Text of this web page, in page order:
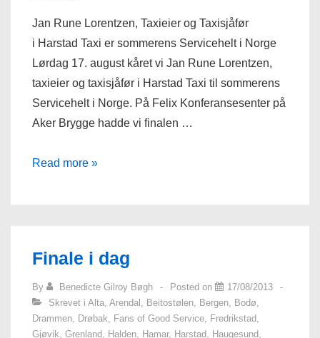
Jan Rune Lorentzen, Taxieier og Taxisjåfør
i Harstad Taxi er sommerens Servicehelt i Norge
Lørdag 17. august kåret vi Jan Rune Lorentzen,
taxieier og taxisjåfør i Harstad Taxi til sommerens
Servicehelt i Norge. På Felix Konferansesenter på
Aker Brygge hadde vi finalen …
Norges
Read more »
Finale i dag
By Benedicte Gilroy Bøgh Posted on
17/08/2013
Skrevet i Alta, Arendal , Beitostølen, Bergen, Bodø,
Drammen, Drøbak, Fans of Good Service, Fredrikstad,
Gjøvik, Grenland, Halden, Hamar, Harstad, Haugesund,